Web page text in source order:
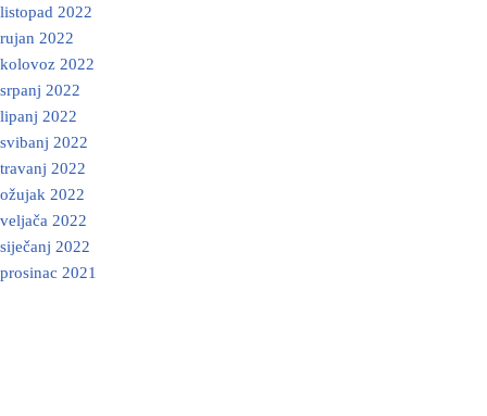
listopad 2022
rujan 2022
kolovoz 2022
srpanj 2022
lipanj 2022
svibanj 2022
travanj 2022
ožujak 2022
veljača 2022
siječanj 2022
prosinac 2021